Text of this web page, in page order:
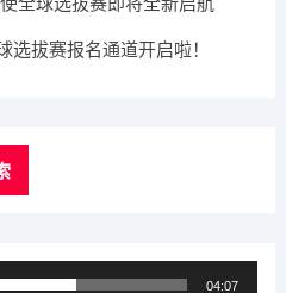
选拔赛报名通道开启啦！
04:07